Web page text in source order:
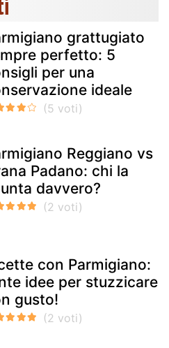
grattugiato
perfetto: 5
per una
ideale
Reggiano vs
Padano: chi la
davvero?
con Parmigiano:
idee per stuzzicare
gusto!